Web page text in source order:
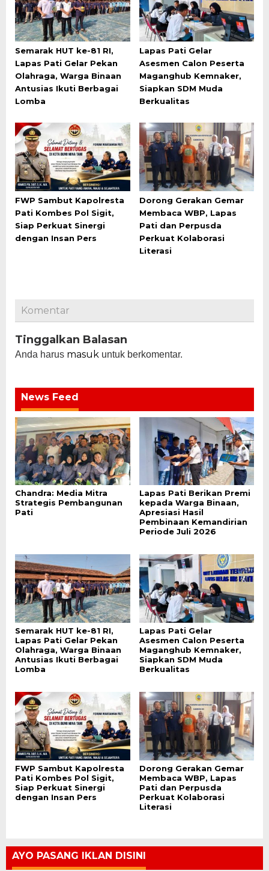
Semarak HUT ke-81 RI,
Lapas Pati Gelar Pekan
Olahraga, Warga Binaan
Antusias Ikuti Berbagai
Lomba
Lapas Pati Gelar
Asesmen Calon Peserta
Maganghub Kemnaker,
Siapkan SDM Muda
Berkualitas
FWP Sambut Kapolresta
Pati Kombes Pol Sigit,
Siap Perkuat Sinergi
dengan Insan Pers
Dorong Gerakan Gemar
Membaca WBP, Lapas
Pati dan Perpusda
Perkuat Kolaborasi
Literasi
Komentar
Tinggalkan Balasan
Anda harus masuk untuk berkomentar.
News Feed
Chandra: Media Mitra
Strategis Pembangunan
Pati
Lapas Pati Berikan Premi
kepada Warga Binaan,
Apresiasi Hasil
Pembinaan Kemandirian
Periode Juli 2026
Semarak HUT ke-81 RI,
Lapas Pati Gelar Pekan
Olahraga, Warga Binaan
Antusias Ikuti Berbagai
Lomba
Lapas Pati Gelar
Asesmen Calon Peserta
Maganghub Kemnaker,
Siapkan SDM Muda
Berkualitas
FWP Sambut Kapolresta
Pati Kombes Pol Sigit,
Siap Perkuat Sinergi
dengan Insan Pers
Dorong Gerakan Gemar
Membaca WBP, Lapas
Pati dan Perpusda
Perkuat Kolaborasi
Literasi
AYO PASANG IKLAN DISINI